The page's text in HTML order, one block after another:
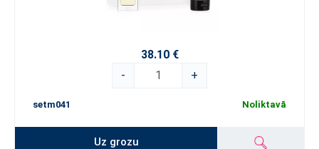
38.10 €
-
+
setm041 Noliktavā
Uz grozu